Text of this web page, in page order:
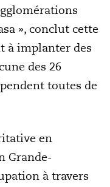
», conclut cette
à implanter des
des 26
toutes de
en
Grande-
à travers